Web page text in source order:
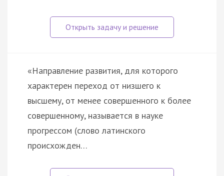
«Направление развития, для которого
характерен переход от низшего к
высшему, от менее совершенного к более
совершенному, называется в науке
прогрессом (слово латинского
происхожден…